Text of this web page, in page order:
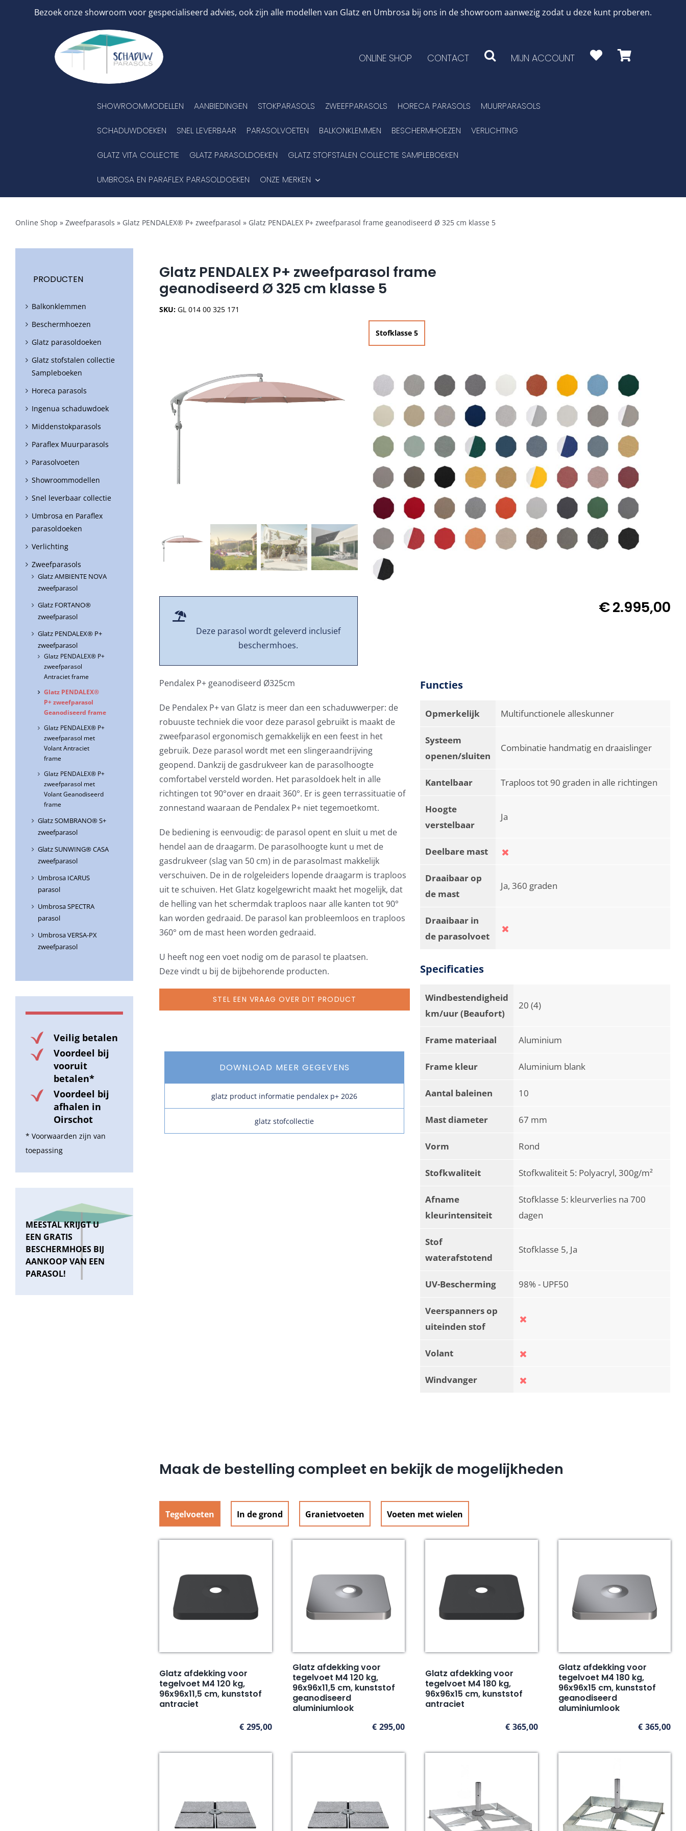
Bezoek onze showroom voor gespecialiseerd advies, ook zijn alle modellen van Glatz en Umbrosa bij ons in de showroom aanwezig zodat u deze kunt proberen.
ONLINE SHOP CONTACT MIJN ACCOUNT
SHOWROOMMODELLEN AANBIEDINGEN STOKPARASOLS ZWEEFPARASOLS HORECA PARASOLS MUURPARASOLS
SCHADUWDOEKEN SNEL LEVERBAAR PARASOLVOETEN BALKONKLEMMEN BESCHERMHOEZEN VERLICHTING
GLATZ VITA COLLECTIE GLATZ PARASOLDOEKEN GLATZ STOFSTALEN COLLECTIE SAMPLEBOEKEN
UMBROSA EN PARAFLEX PARASOLDOEKEN ONZE MERKEN
Online Shop » Zweefparasols » Glatz PENDALEX® P+ zweefparasol » Glatz PENDALEX P+ zweefparasol frame geanodiseerd Ø 325 cm klasse 5
Glatz PENDALEX P+ zweefparasol frame
geanodiseerd Ø 325 cm klasse 5
SKU:GL 014 00 325 171
Deze parasol wordt geleverd inclusief
beschermhoes.
Stofklasse 5
€2.995,00
Pendalex P+ geanodiseerd Ø325cm
De Pendalex P+ van Glatz is meer dan een schaduwwerper: de
robuuste techniek die voor deze parasol gebruikt is maakt de
zweefparasol ergonomisch gemakkelijk en een feest in het
gebruik. Deze parasol wordt met een slingeraandrijving
geopend. Dankzij de gasdrukveer kan de parasolhoogte
comfortabel versteld worden. Het parasoldoek helt in alle
richtingen tot 90°over en draait 360°. Er is geen terrassituatie of
zonnestand waaraan de Pendalex P+ niet tegemoetkomt.
De bediening is eenvoudig: de parasol opent en sluit u met de
hendel aan de draagarm. De parasolhoogte kunt u met de
gasdrukveer (slag van 50 cm) in de parasolmast makkelijk
verschuiven. De in de rolgeleiders lopende draagarm is traploos
uit te schuiven. Het Glatz kogelgewricht maakt het mogelijk, dat
de helling van het schermdak traploos naar alle kanten tot 90°
kan worden gedraaid. De parasol kan probleemloos en traploos
360° om de mast heen worden gedraaid.
U heeft nog een voet nodig om de parasol te plaatsen.
Deze vindt u bij de bijbehorende producten.
STEL EEN VRAAG OVER DIT PRODUCT
DOWNLOAD MEER GEGEVENS
glatz product informatie pendalex p+ 2026
glatz stofcollectie
Functies
Opmerkelijk Multifunctionele alleskunner
Systeem
openen/sluiten
Combinatie handmatig en draaislinger
Kantelbaar Traploos tot 90 graden in alle richtingen
Hoogte
verstelbaar
Ja
Deelbare mast
Draaibaar op
de mast
Ja, 360 graden
Draaibaar in
de parasolvoet
Specificaties
Windbestendigheid
km/uur (Beaufort)
20 (4)
Frame materiaal Aluminium
Frame kleur Aluminium blank
Aantal baleinen 10
Mast diameter 67 mm
Vorm Rond
Stofkwaliteit Stofkwaliteit 5: Polyacryl, 300g/m²
Afname
kleurintensiteit
Stofklasse 5: kleurverlies na 700
dagen
Stof
waterafstotend
Stofklasse 5, Ja
UV-Bescherming 98% - UPF50
Veerspanners op
uiteinden stof
Volant
Windvanger
Maak de bestelling compleet en bekijk de mogelijkheden
Tegelvoeten In de grond Granietvoeten Voeten met wielen
Glatz afdekking voor
tegelvoet M4 120 kg,
96x96x11,5 cm, kunststof
antraciet
€ 295,00
Glatz afdekking voor
tegelvoet M4 120 kg,
96x96x11,5 cm, kunststof
geanodiseerd
aluminiumlook
€ 295,00
Glatz afdekking voor
tegelvoet M4 180 kg,
96x96x15 cm, kunststof
antraciet
€ 365,00
Glatz afdekking voor
tegelvoet M4 180 kg,
96x96x15 cm, kunststof
geanodiseerd
aluminiumlook
€ 365,00
PRODUCTEN
Balkonklemmen
Beschermhoezen
Glatz parasoldoeken
Glatz stofstalen collectie
Sampleboeken
Horeca parasols
Ingenua schaduwdoek
Middenstokparasols
Paraflex Muurparasols
Parasolvoeten
Showroommodellen
Snel leverbaar collectie
Umbrosa en Paraflex
parasoldoeken
Verlichting
Zweefparasols
Glatz AMBIENTE NOVA
zweefparasol
Glatz FORTANO®
zweefparasol
Glatz PENDALEX® P+
zweefparasol
Glatz PENDALEX® P+
zweefparasol
Antraciet frame
Glatz PENDALEX®
P+ zweefparasol
Geanodiseerd frame
Glatz PENDALEX® P+
zweefparasol met
Volant Antraciet
frame
Glatz PENDALEX® P+
zweefparasol met
Volant Geanodiseerd
frame
Glatz SOMBRANO® S+
zweefparasol
Glatz SUNWING® CASA
zweefparasol
Umbrosa ICARUS
parasol
Umbrosa SPECTRA
parasol
Umbrosa VERSA-PX
zweefparasol
Veilig betalen
Voordeel bij
vooruit
betalen*
Voordeel bij
afhalen in
Oirschot
* Voorwaarden zijn van
toepassing
MEESTAL KRIJGT U
EEN GRATIS
BESCHERMHOES BIJ
AANKOOP VAN EEN
PARASOL!